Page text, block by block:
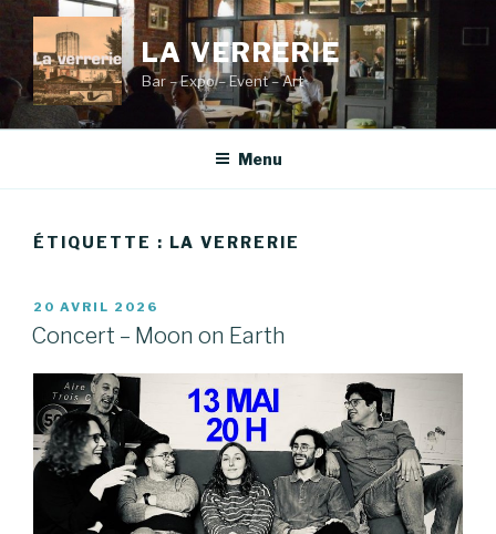
contenu
principal
LA VERRERIE
Bar – Expo – Event – Art
Menu
ÉTIQUETTE : LA VERRERIE
PUBLIÉ
LE
20 AVRIL 2026
Concert – Moon on Earth